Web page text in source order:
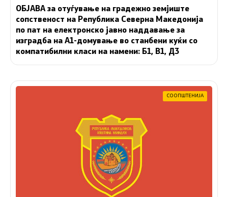
ОБЈАВА за отуѓување на градежно земјиште
сопственост на Република Северна Македонија
по пат на електронско јавно наддавање за
изградба на A1-домување во станбени куќи со
компатибилни класи на намени: Б1, В1, Д3
СООПШТЕНИЈА